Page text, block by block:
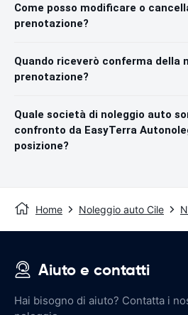
Come posso modificare o
prenotazione?
Quando riceverò conferma della
prenotazione?
Quale società di noleggio auto
confronto da EasyTerra
posizione?
Home Noleggio auto Cile
Aiuto e contatti
Hai bisogno di aiuto? Contatta i